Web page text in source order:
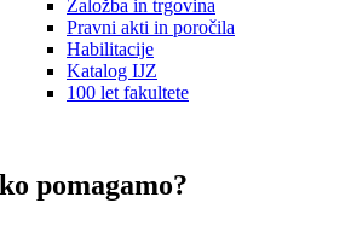
Založba in trgovina
Pravni akti in poročila
Habilitacije
Katalog IJZ
100 let fakultete
pomagamo?